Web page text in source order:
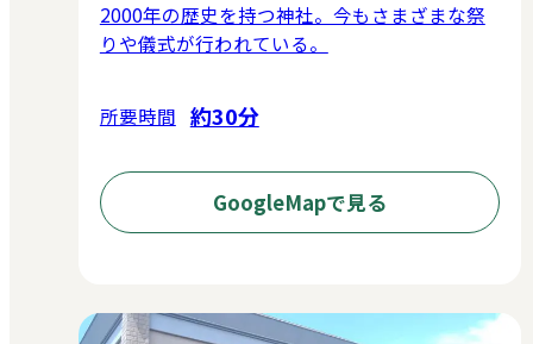
2000年の歴史を持つ神社。今もさまざまな祭
りや儀式が行われている。
所要時間 約30分
GoogleMapで見る